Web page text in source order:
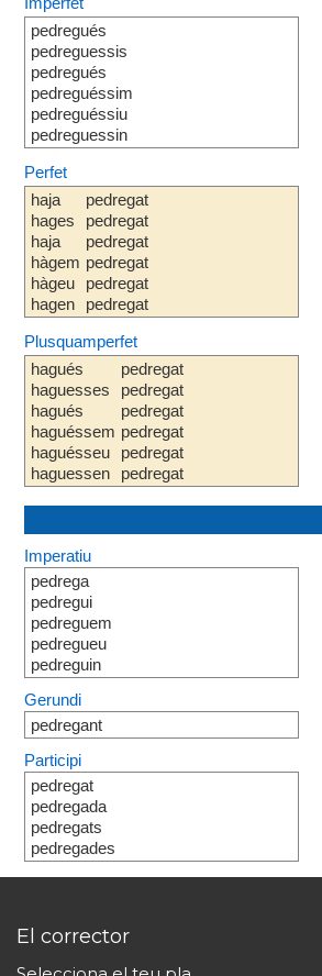
pedregués
pedreguessis
pedregués
pedreguéssim
pedreguéssiu
pedreguessin
Perfet
haja
hages
haja
hàgem
hàgeu
hagen
pedregat
pedregat
pedregat
pedregat
pedregat
pedregat
Plusquamperfet
hagués
haguesses
hagués
haguéssem
haguésseu
haguessen
pedregat
pedregat
pedregat
pedregat
pedregat
pedregat
Imperatiu
pedrega
pedregui
pedreguem
pedregueu
pedreguin
Gerundi
pedregant
Participi
pedregat
pedregada
pedregats
pedregades
El corrector